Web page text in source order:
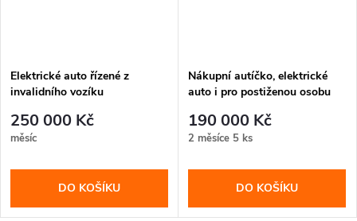
Elektrické auto řízené z
invalidního vozíku
250 000 Kč
měsíc
DO KOŠÍKU
Nákupní autíčko, elektrické
auto i pro postiženou osobu
190 000 Kč
2 měsíce 5 ks
DO KOŠÍKU